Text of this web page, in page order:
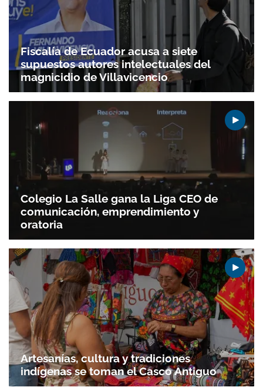
Gracias por suscribirte a nuestro boletín.
ACEPTAR
Fiscalía de Ecuador acusa a siete
supuestos autores intelectuales del
magnicidio de Villavicencio
Colegio La Salle gana la Liga CEO de
comunicación, emprendimiento y
oratoria
Artesanías, cultura y tradiciones
indígenas se toman el Casco Antiguo